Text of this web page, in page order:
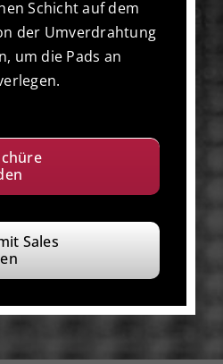
Schicht auf dem
der Umverdrahtung
um die Pads an
Sales